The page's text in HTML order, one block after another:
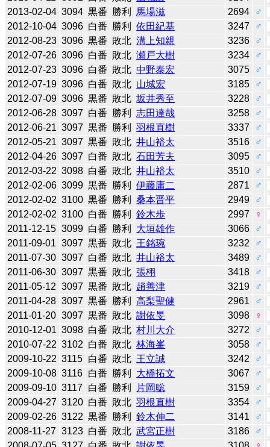
2013-02-04 3094 黒番 勝利 馬場滋 2694
♂
2012-10-04 3096 白番 勝利 依田紀基 3247
♂
2012-08-23 3096 黒番 敗北 溝上知親 3236
♂
2012-07-26 3096 白番 敗北 瀬戸大樹 3234
♂
2012-07-23 3096 白番 敗北 中野泰宏 3075
♂
2012-07-19 3096 白番 敗北 山城宏 3185
♂
2012-07-09 3096 黒番 敗北 坂井秀至 3228
♂
2012-06-28 3097 白番 勝利 志田達哉 3258
♂
2012-06-21 3097 黒番 勝利 羽根直樹 3337
♂
2012-05-21 3097 黒番 敗北 井山裕太 3516
♂
2012-04-26 3097 白番 敗北 石田芳夫 3095
♂
2012-03-22 3098 白番 敗北 井山裕太 3510
♂
2012-02-06 3099 黒番 勝利 伊藤庸二 2871
♂
2012-02-02 3100 黒番 勝利 桑本晋平 2949
♂
2012-02-02 3100 白番 勝利 鈴木歩 2997
♀
2011-12-15 3099 白番 勝利 大垣雄作 3066
♂
2011-09-01 3097 黒番 敗北 王銘琬 3232
♂
2011-07-30 3097 白番 敗北 井山裕太 3489
♂
2011-06-30 3097 黒番 敗北 張栩 3418
♂
2011-05-12 3097 黒番 敗北 趙善津 3219
♂
2011-04-28 3097 黒番 勝利 高梨聖健 2961
♂
2011-01-20 3097 黒番 敗北 謝依旻 3098
♀
2010-12-01 3098 白番 敗北 村川大介 3272
♂
2010-07-22 3102 白番 敗北 林海峯 3058
♂
2009-10-22 3115 白番 敗北 王立誠 3242
♂
2009-10-08 3116 白番 勝利 大橋拓文 3067
♂
2009-09-10 3117 白番 勝利 片岡聡 3159
♂
2009-04-27 3120 白番 敗北 羽根直樹 3354
♂
2009-02-26 3122 黒番 勝利 鈴木伸二 3141
♂
2008-11-27 3123 白番 敗北 武宮正樹 3186
♂